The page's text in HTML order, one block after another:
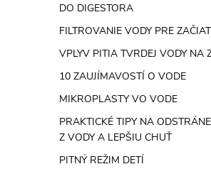
DO DIGESTORA
FILTROVANIE VODY PRE
VPLYV PITIA TVRDEJ VODY NA
10 ZAUJÍMAVOSTÍ O VODE
MIKROPLASTY VO VODE
PRAKTICKÉ TIPY NA
Z VODY A LEPŠIU CHUŤ
PITNÝ REŽIM DETÍ
Crystalis
- náhrada filtra
DO KOŠÍKA
2x Vodný filter
AC-17376B -
DA97-
QIN/EXP) pre
SAMSUNG
66,90 €